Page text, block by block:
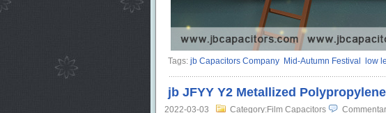
Tags: jb Capacitors Company Mid-Autumn Festival low
jb JFYY Y2 Metallized
2022-03-03 Category:Film Capacitors